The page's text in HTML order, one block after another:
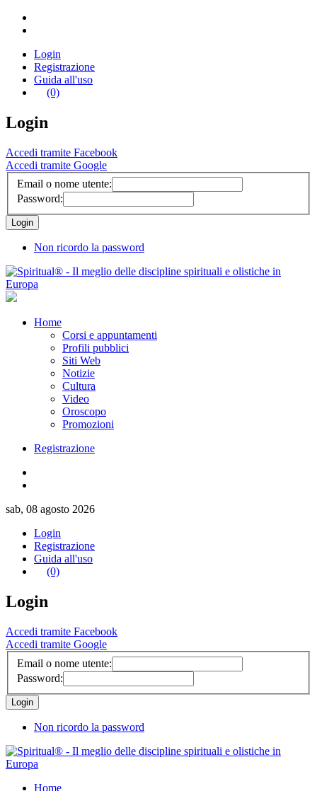
Login
Registrazione
Guida all'uso
(0)
Login
Accedi tramite Facebook
Accedi tramite Google
Email o nome utente:
Password:
Non ricordo la password
Home
Corsi e appuntamenti
Profili pubblici
Siti Web
Notizie
Cultura
Video
Oroscopo
Promozioni
Registrazione
sab, 08 agosto 2026
Login
Registrazione
Guida all'uso
(0)
Login
Accedi tramite Facebook
Accedi tramite Google
Email o nome utente:
Password:
Non ricordo la password
Home